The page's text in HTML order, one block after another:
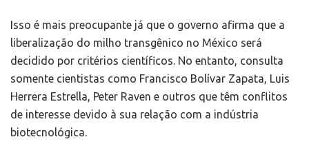
Isso é mais preocupante já que o governo afirma que a
liberalização do milho transgênico no México será
decidido por critérios científicos. No entanto, consulta
somente cientistas como Francisco Bolívar Zapata, Luis
Herrera Estrella, Peter Raven e outros que têm conflitos
de interesse devido à sua relação com a indústria
biotecnológica.